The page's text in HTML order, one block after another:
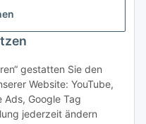
gestatten Sie den
Website: YouTube,
Ads, Google Tag
jederzeit ändern